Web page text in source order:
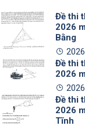
Đề thi
2026
Bằng
Đề thi
2026
Đề thi
2026
Tĩnh